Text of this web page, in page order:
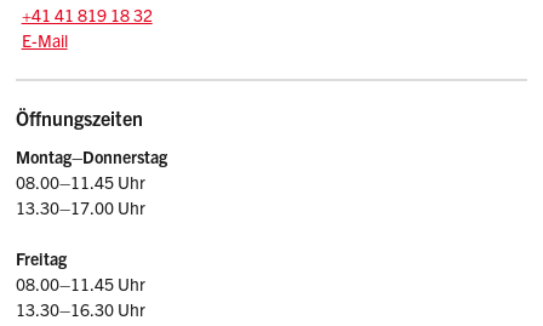
Tel.:
+41 41 819 18 32
E-Mail: awn
E-Mail
Öffnungszeiten
Montag–Donnerstag
08.00–11.45 Uhr
13.30–17.00 Uhr
Freitag
08.00–11.45 Uhr
13.30–16.30 Uhr